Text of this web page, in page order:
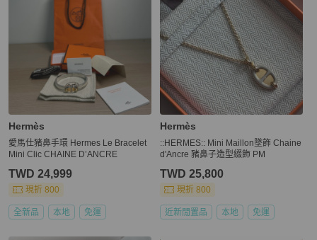
Hermès
愛馬仕豬鼻手環 Hermes Le Bracelet
Mini Clic CHAINE D’ANCRE
TWD 24,999
現折 800
全新品 本地 免運
Hermès
::HERMES:: Mini Maillon墜飾 Chaine
d'Ancre 豬鼻子造型綴飾 PM
TWD 25,800
現折 800
近新閒置品 本地 免運